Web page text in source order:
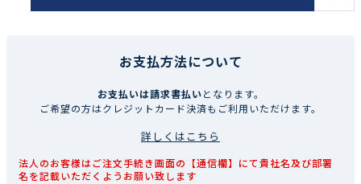
お支払方法について
お支払いは請求書払いとなります。
ご希望の方はクレジットカード決済もご利用いただけます。
詳しくはこちら
法人のお客様はご注文手続き画面の【通信欄】にて貴社名及び部署
名を記載いただくようお願い致します